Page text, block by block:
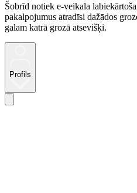
Šobrīd notiek e-veikala
pakalpojumus atradīsi dažādos
galam katrā grozā atsevišķi.
Profils